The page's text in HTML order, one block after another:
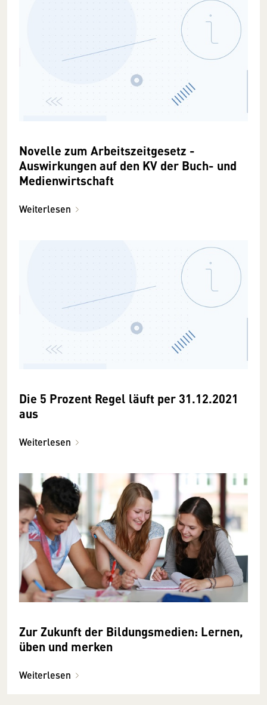
Novelle zum Arbeitszeitgesetz -
Auswirkungen auf den KV der Buch- und
Medienwirtschaft
Weiterlesen
Die 5 Prozent Regel läuft per 31.12.2021
aus
Weiterlesen
Zur Zukunft der Bildungsmedien: Lernen,
üben und merken
Weiterlesen